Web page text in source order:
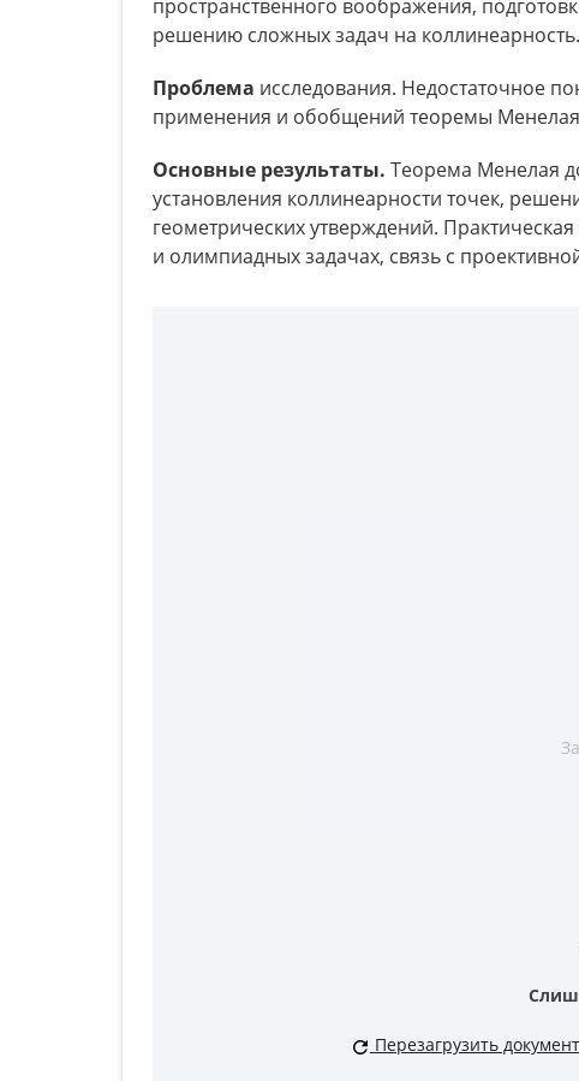
пространственного воображения,
решению сложных задач на коллинеарность.
Проблема исследования. Недостаточное
применения и обобщений теоремы
Основные результаты. Теорема Менелая
установления коллинеарности точек,
геометрических утверждений.
и олимпиадных задачах, связь с
Перезагрузить документ